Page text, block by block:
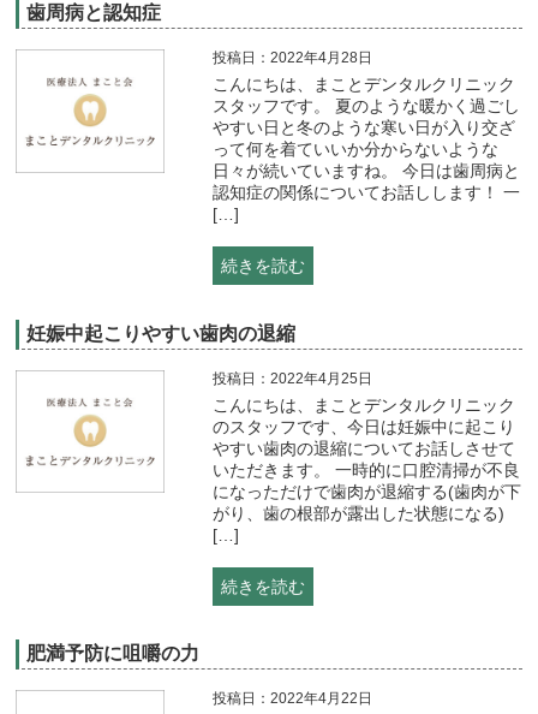
歯周病と認知症
投稿日：2022年4月28日
こんにちは、まことデンタルクリニック
スタッフです。 夏のような暖かく過ごし
やすい日と冬のような寒い日が入り交ざ
って何を着ていいか分からないような
日々が続いていますね。 今日は歯周病と
認知症の関係についてお話しします！ 一
[…]
続きを読む
妊娠中起こりやすい歯肉の退縮
投稿日：2022年4月25日
こんにちは、まことデンタルクリニック
のスタッフです、今日は妊娠中に起こり
やすい歯肉の退縮についてお話しさせて
いただきます。 一時的に口腔清掃が不良
になっただけで歯肉が退縮する(歯肉が下
がり、歯の根部が露出した状態になる)
[…]
続きを読む
肥満予防に咀嚼の力
投稿日：2022年4月22日